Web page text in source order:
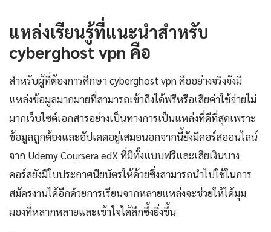
แหล่งเรียนรู้ที่แนะนำสำหรับ
cyberghost vpn คือ
สำหรับผู้ที่ต้องการศึกษา cyberghost vpn คืออย่างจริงจังมี
แหล่งข้อมูลมากมายที่สามารถเข้าถึงได้ฟรีหรือเสียค่าใช้จ่ายไม่
มากเว็บไซต์เอกสารอย่างเป็นทางการเป็นแหล่งที่ดีที่สุดเพราะ
ข้อมูลถูกต้องและอัปเดตอยู่เสมอนอกจากนี้ยังมีคอร์สออนไลน์
จาก Udemy Coursera edX ที่มีทั้งแบบฟรีและเสียเงินบาง
คอร์สยังมีใบประกาศนียบัตรให้ด้วยซึ่งสามารถนำไปใช้ในการ
สมัครงานได้อีกด้วยการเรียนจากหลายแหล่งจะช่วยให้ได้มุม
มองที่หลากหลายและเข้าใจได้ลึกซึ้งยิ่งขึ้น